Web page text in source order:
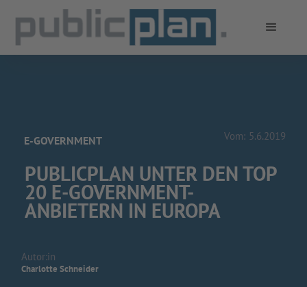
E-GOVERNMENT Vom: 5.6.2019
PUBLICPLAN UNTER DEN TOP
20 E-GOVERNMENT-
ANBIETERN IN EUROPA
Autor:in
Charlotte Schneider